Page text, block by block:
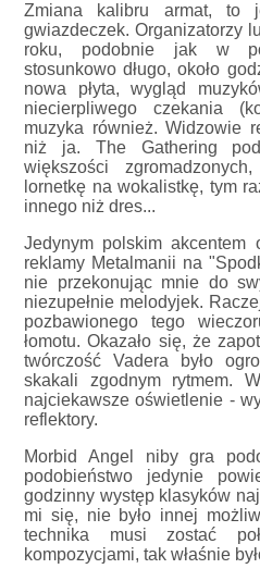
Zmiana kalibru armat, to
gwiazdeczek. Organizatorzy
roku, podobnie jak w
stosunkowo długo, około
nowa płyta, wygląd
niecierpliwego czekania
muzyka również. Widzowie
niż ja. The Gathering
większości
lornetkę na wokalistkę, tym
innego niż dres...
Jedynym polskim akcentem
reklamy Metalmanii na
nie przekonując mnie do
niezupełnie melodyjek.
pozbawionego tego
łomotu. Okazało się, że
twórczość Vadera było
skakali zgodnym rytmem.
najciekawsze oświetlenie -
reflektory.
Morbid Angel niby gra
podobieństwo jedynie
godzinny występ klasyków
mi się, nie było innej
technika musi zostać
kompozycjami, tak właśnie